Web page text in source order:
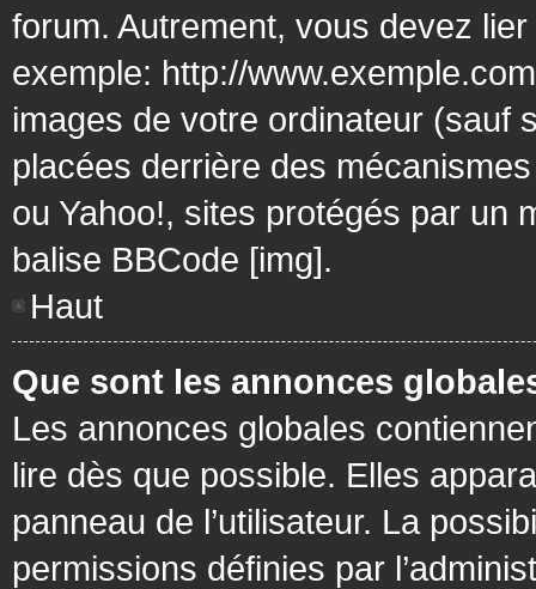
forum. Autrement, vous devez
exemple: http://
images de votre ordinateur (sauf
placées derrière des
ou Yahoo!, sites protégés par un
balise BBCode [img].
Haut
Que sont les annonces
Les annonces globales
lire dès que possible. Elles
panneau de l’utilisateur. La
permissions définies par